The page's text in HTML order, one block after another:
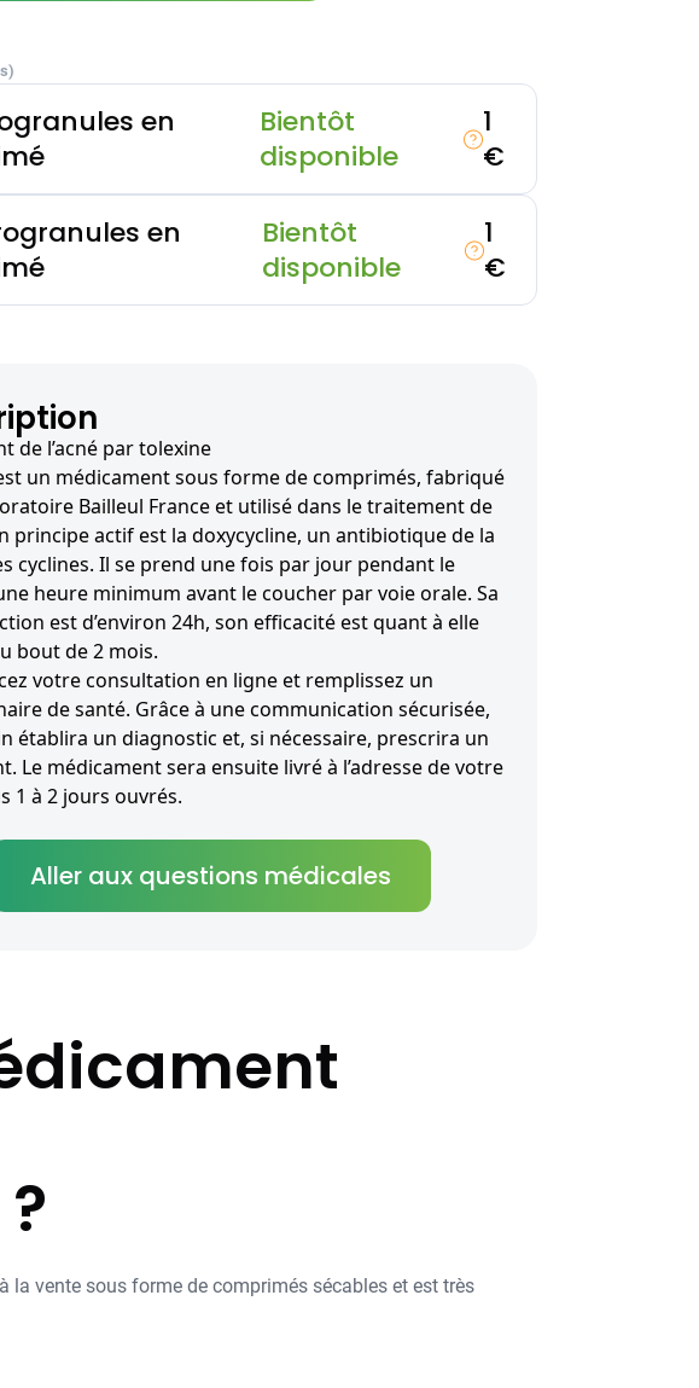
en
Bientôt
disponible
1
€
en
Bientôt
disponible
1
€
de l’acné par tolexine
un médicament sous forme de comprimés, fabriqué
Bailleul France et utilisé dans le traitement de
principe actif est la doxycycline, un antibiotique de la
cyclines. Il se prend une fois par jour pendant le
heure minimum avant le coucher par voie orale. Sa
est d’environ 24h, son efficacité est quant à elle
bout de 2 mois.
votre consultation en ligne et remplissez un
de santé. Grâce à une communication sécurisée,
établira un diagnostic et, si nécessaire, prescrira un
Le médicament sera ensuite livré à l’adresse de votre
1 à 2 jours ouvrés.
Aller aux questions médicales
vente sous forme de comprimés sécables et est très